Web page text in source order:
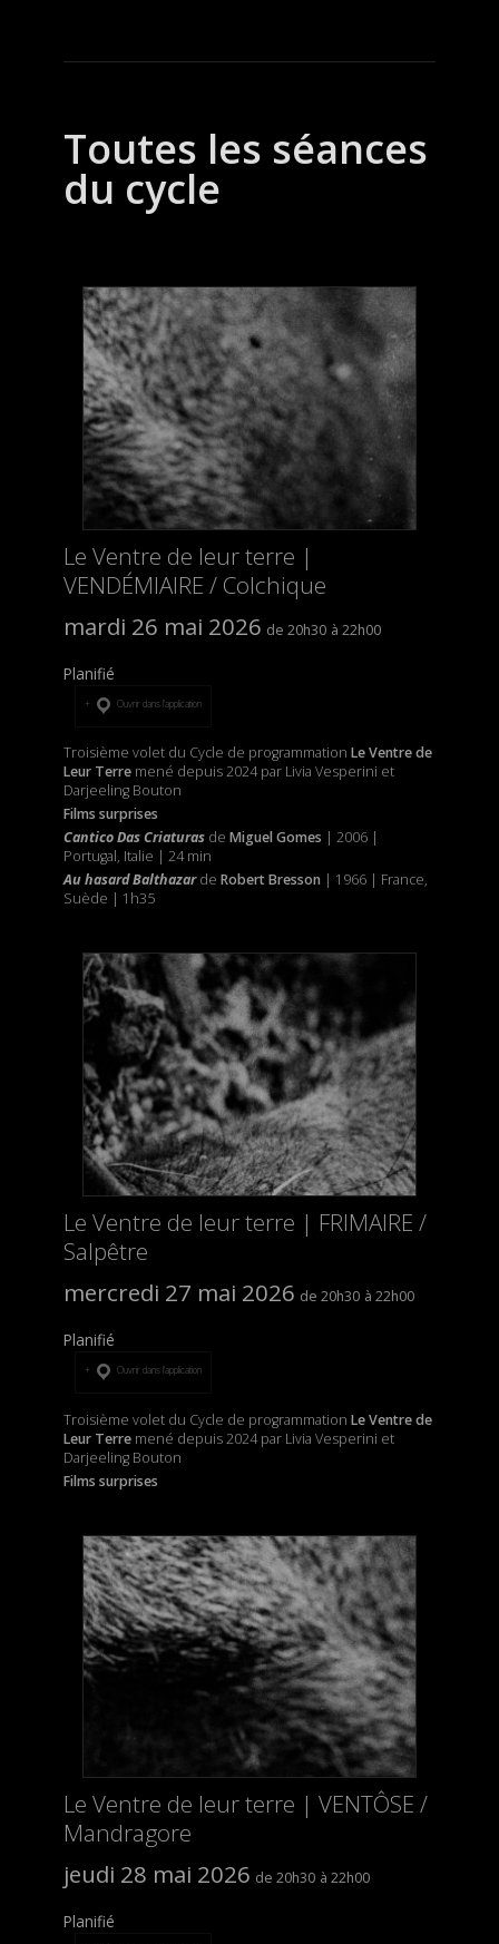
Toutes les séances
du cycle
Le Ventre de leur terre |
VENDÉMIAIRE / Colchique
mardi 26 mai 2026
20h30 22h00
Planifié
Ouvrir dans l’application
Troisième volet du Cycle de programmation Le Ventre de
Leur Terremené depuis 2024 par Livia Vesperini et
Darjeeling Bouton
Films surprises
Cantico Das Criaturasde Miguel Gomes | 2006 |
Portugal, Italie | 24 min
Au hasard Balthazarde Robert Bresson | 1966 | France,
Suède | 1h35
Le Ventre de leur terre | FRIMAIRE /
Salpêtre
mercredi 27 mai 2026
20h30 22h00
Planifié
Ouvrir dans l’application
Troisième volet du Cycle de programmation Le Ventre de
Leur Terremené depuis 2024 par Livia Vesperini et
Darjeeling Bouton
Films surprises
Le Ventre de leur terre | VENTÔSE /
Mandragore
jeudi 28 mai 2026
20h30 22h00
Planifié